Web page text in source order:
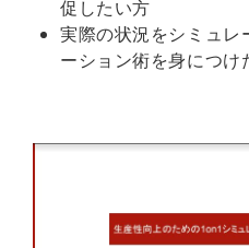
促したい方
実際の状況をシミュレ
ーション術を身につけ